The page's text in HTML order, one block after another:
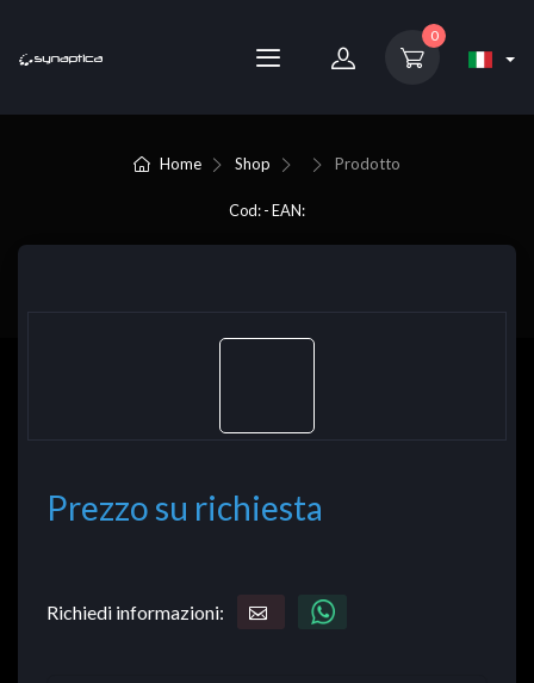
0
Home Shop Prodotto
Cod: - EAN:
Prezzo su richiesta
Richiedi informazioni: